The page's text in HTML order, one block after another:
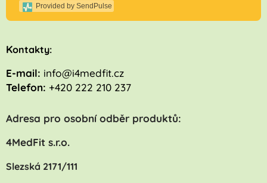
Provided by SendPulse
Kontakty:
E-mail: info@i4medfit.cz
Telefon: +420 222 210 237
Adresa pro osobní odběr produktů:
4MedFit s.r.o.
Slezská 2171/111